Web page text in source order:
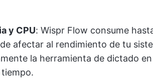
y CPU: Wispr Flow consume
afectar al rendimiento de tu
la herramienta de dictado